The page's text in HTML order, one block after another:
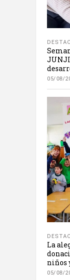
JUNJI
05/08/
La
niños
05/08/